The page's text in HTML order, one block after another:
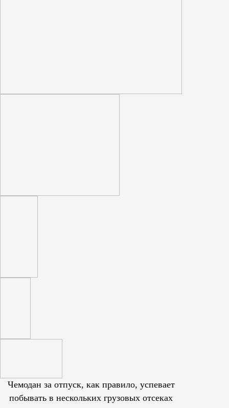
Чемодан за отпуск, как правило, успевает
побывать в нескольких грузовых отсеках